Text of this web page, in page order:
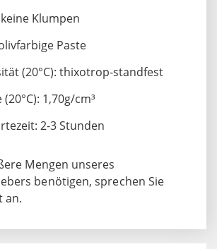
Klumpen
Paste
(20°C): thixotrop-standfest
1,70g/cm³
2-3 Stunden
Mengen unseres
benötigen, sprechen Sie
an.